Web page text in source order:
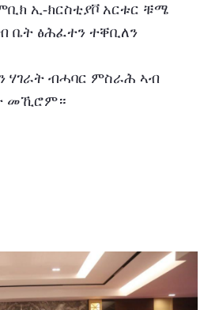
ኢ-ክርስቲያቮ አርቱር ቹሜ
ቤት ፅሕፈተን ተቐቢለን
መኺሮም።